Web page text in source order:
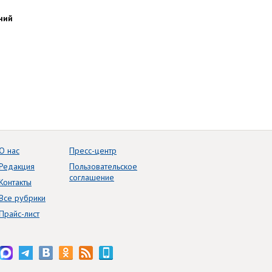
нас
рубрики
лист
Пресс-центр
Пользовательское
соглашение